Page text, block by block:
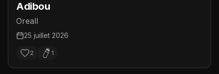
Adibou
Oreall
25 juillet 2026
2 1